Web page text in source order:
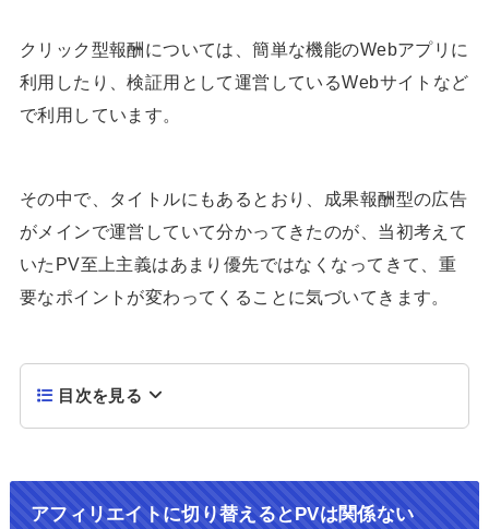
クリック型報酬については、簡単な機能のWebアプリに
利用したり、検証用として運営しているWebサイトなど
で利用しています。
その中で、タイトルにもあるとおり、成果報酬型の広告
がメインで運営していて分かってきたのが、当初考えて
いたPV至上主義はあまり優先ではなくなってきて、重
要なポイントが変わってくることに気づいてきます。
目次を見る
アフィリエイトに切り替えるとPVは関係ない